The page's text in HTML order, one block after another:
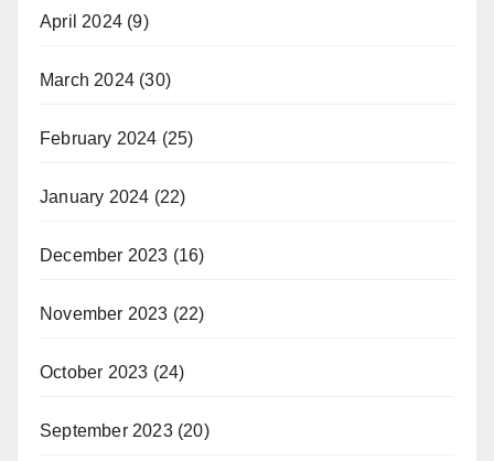
April 2024 (9)
March 2024 (30)
February 2024 (25)
January 2024 (22)
December 2023 (16)
November 2023 (22)
October 2023 (24)
September 2023(20)